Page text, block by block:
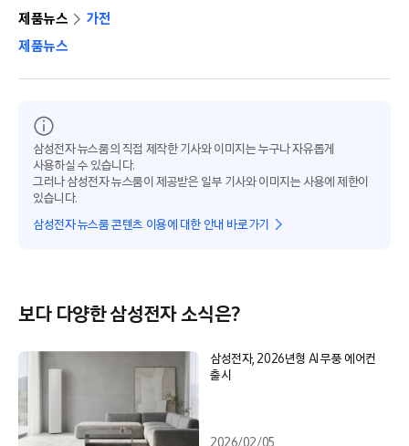
제품뉴스
가전
제품뉴스
삼성전자 뉴스룸의 직접 제작한 기사와 이미지는 누구나 자유롭게
사용하실 수 있습니다.
그러나 삼성전자 뉴스룸이 제공받은 일부 기사와 이미지는 사용에 제한이
있습니다.
삼성전자 뉴스룸 콘텐츠 이용에 대한 안내 바로가기
보다 다양한 삼성전자 소식은?
삼성전자, 2026년형 AI 무풍 에어컨
출시
2026/02/05